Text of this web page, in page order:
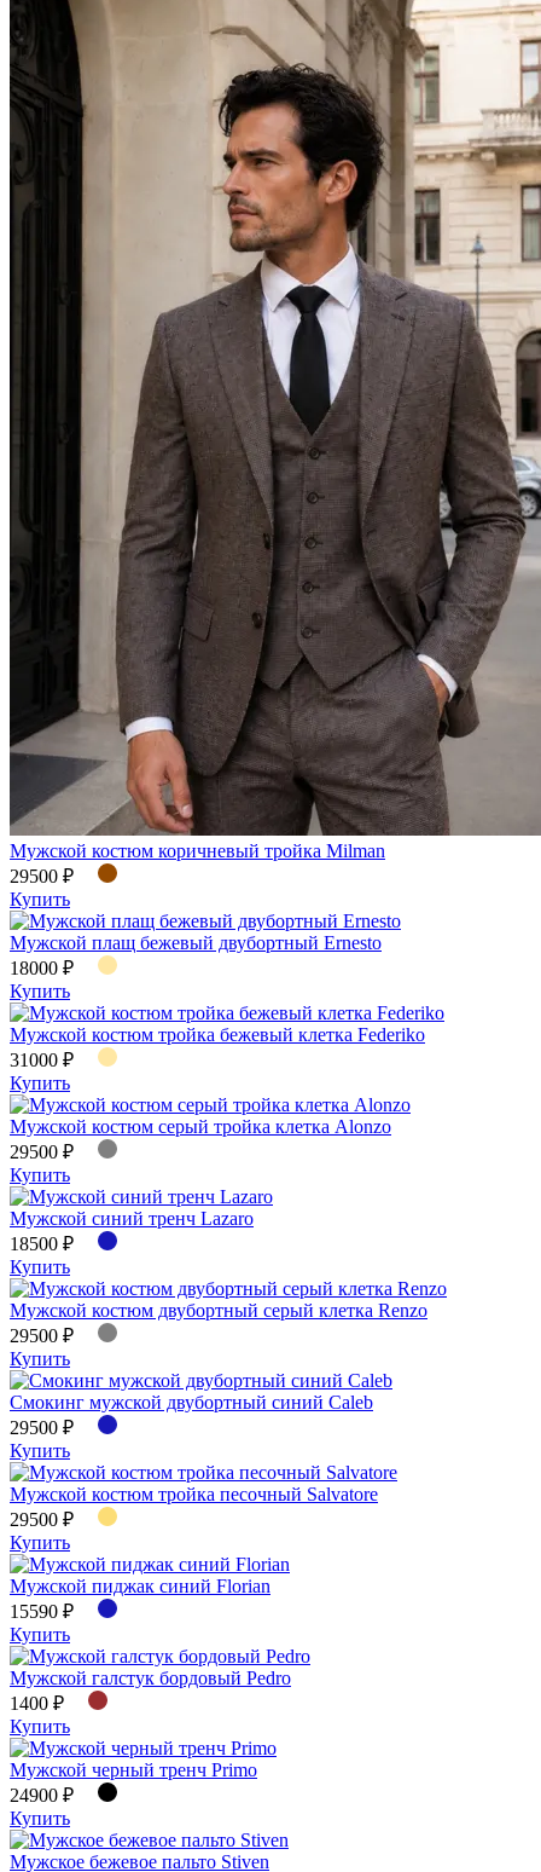
Мужской костюм коричневый тройка Milman
29500 ₽
Купить
Мужской плащ бежевый двубортный Ernesto
18000 ₽
Купить
Мужской костюм тройка бежевый клетка Federiko
31000 ₽
Купить
Мужской костюм серый тройка клетка Alonzo
29500 ₽
Купить
Мужской синий тренч Lazaro
18500 ₽
Купить
Мужской костюм двубортный серый клетка Renzo
29500 ₽
Купить
Смокинг мужской двубортный синий Caleb
29500 ₽
Купить
Мужской костюм тройка песочный Salvatore
29500 ₽
Купить
Мужской пиджак синий Florian
15590 ₽
Купить
Мужской галстук бордовый Pedro
1400 ₽
Купить
Мужской черный тренч Primo
24900 ₽
Купить
Мужское бежевое пальто Stiven